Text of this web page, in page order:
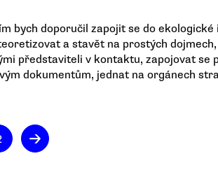
bych doporučil zapojit se do ekologické
a stavět na prostých
představiteli v kontaktu, zapojovat se
dokumentům, jednat na orgánech
→